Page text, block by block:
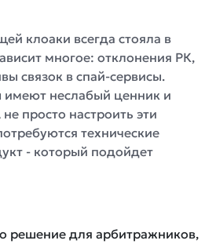
клоаки всегда стояла в
многое: отклонения РК,
связок в спай-сервисы.
неслабый ценник и
просто настроить эти
технические
- который подойдет
решение для арбитражников,